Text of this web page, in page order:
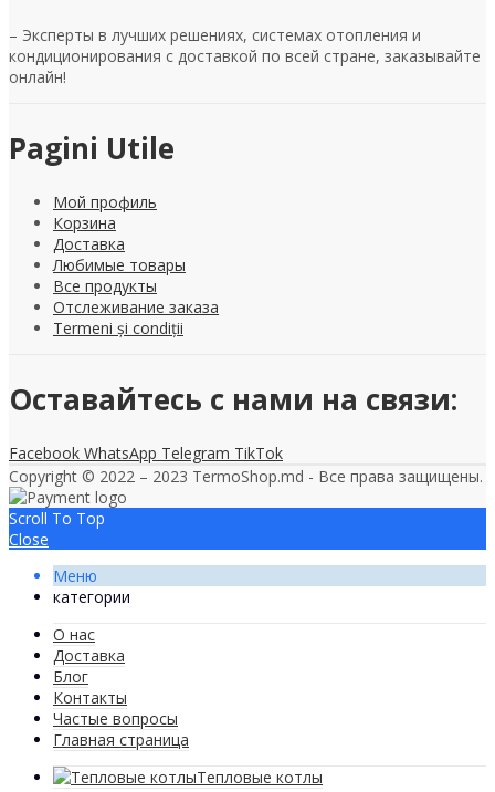
– Эксперты в лучших решениях, системах отопления и
кондиционирования с доставкой по всей стране, заказывайте
онлайн!
Pagini Utile
Мой профиль
Корзина
Доставка
Любимые товары
Все продукты
Отслеживание заказа
Termeni și condiții
Оставайтесь с нами на связи:
Facebook WhatsApp Telegram TikTok
Copyright © 2022 – 2023 TermoShop.md - Все права защищены.
Scroll To Top
Close
Меню
категории
О нас
Доставка
Блог
Контакты
Частые вопросы
Главная страница
Тепловые котлы